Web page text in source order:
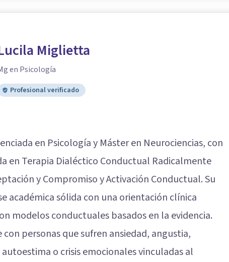
Miglietta
en Psicología
Profesional verificado
en Psicología y Máster en Neurociencias, con
en Terapia Dialéctico Conductual Radicalmente
y Compromiso y Activación Conductual. Su
académica sólida con una orientación clínica
modelos conductuales basados en la evidencia.
personas que sufren ansiedad, angustia,
o crisis emocionales vinculadas al